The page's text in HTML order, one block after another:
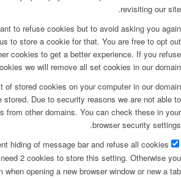
revisiting our site.
to refuse cookies but to avoid asking you again
to store a cookie for that. You are free to opt out
cookies to get a better experience. If you refuse
we will remove all set cookies in our domain.
of stored cookies on your computer in our domain
Due to security reasons we are not able to
from other domains. You can check these in your
browser security settings.
hiding of message bar and refuse all cookies
2 cookies to store this setting. Otherwise you
when opening a new browser window or new a tab.